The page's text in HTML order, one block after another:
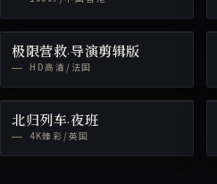
极限营救·导演剪辑版
HD高清/法国
北归列车·夜班
4K臻彩/英国